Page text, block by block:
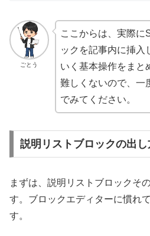
ごとう
ここからは、実際に
ックを記事内に挿入
いく基本操作をまと
難しくないので、一
でみてください。
説明リストブロックの出し
まずは、説明リストブロックそ
す。ブロックエディターに慣れ
す。